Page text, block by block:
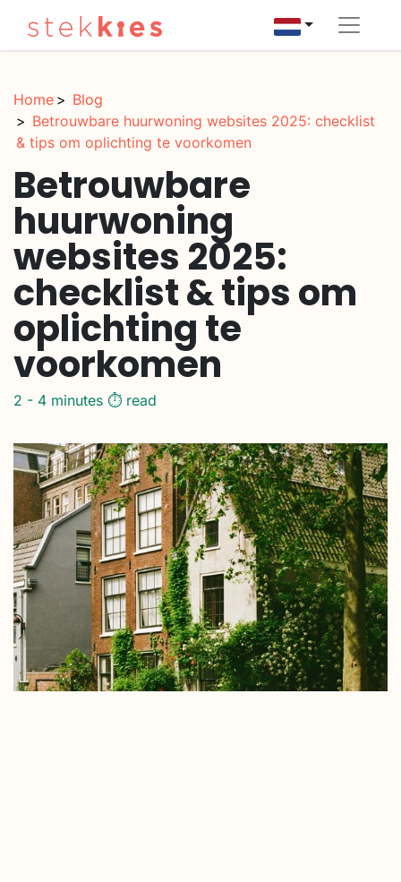
Home
Blog
Betrouwbare huurwoning websites 2025: checklist
& tips om oplichting te voorkomen
Betrouwbare
huurwoning
websites 2025:
checklist & tips om
oplichting te
voorkomen
2 - 4 minutes ⏱️ read